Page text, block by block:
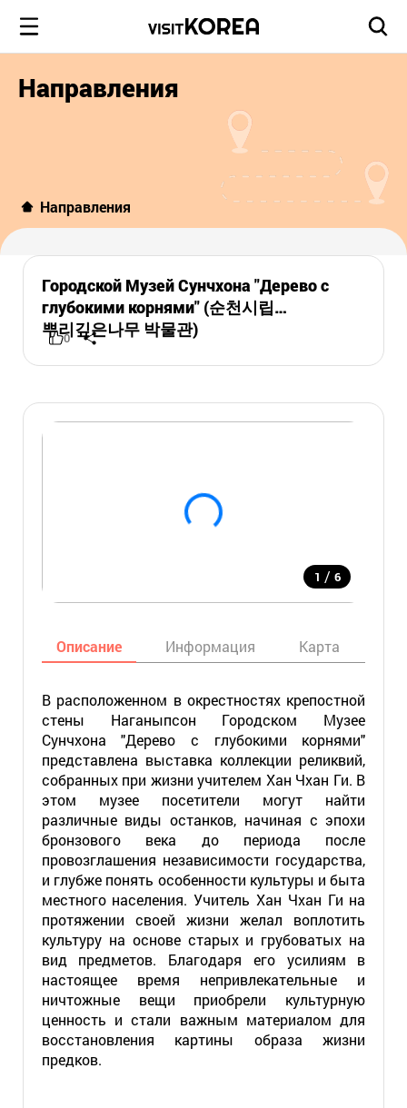
Направления
Направления
Городской Музей Сунчхона "Дерево с
глубокими корнями" (순천시립
뿌리깊은나무 박물관)
0
1 / 6
Описание Информация Карта
В расположенном в окрестностях крепостной
стены Наганыпсон Городском Музее
Сунчхона "Дерево с глубокими корнями"
представлена выставка коллекции реликвий,
собранных при жизни учителем Хан Чхан Ги. В
этом музее посетители могут найти
различные виды останков, начиная с эпохи
бронзового века до периода после
провозглашения независимости государства,
и глубже понять особенности культуры и быта
местного населения. Учитель Хан Чхан Ги на
протяжении своей жизни желал воплотить
культуру на основе старых и грубоватых на
вид предметов. Благодаря его усилиям в
настоящее время непривлекательные и
ничтожные вещи приобрели культурную
ценность и стали важным материалом для
восстановления картины образа жизни
предков.